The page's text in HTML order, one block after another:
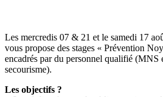
Les mercredis 07 & 21 et le samedi 17
vous propose des stages « Prévention
encadrés par du personnel qualifié (MNS
secourisme).
Les objectifs ?